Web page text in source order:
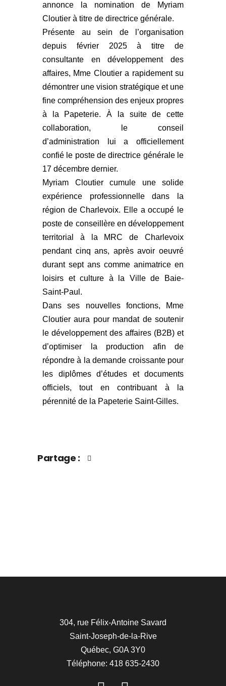
annonce la nomination de Myriam
Cloutier à titre de directrice générale.
Présente au sein de l’organisation
depuis février 2025 à titre de
consultante en développement des
affaires, Mme Cloutier a rapidement su
démontrer une vision stratégique et une
fine compréhension des enjeux propres
à la Papeterie. À la suite de cette
collaboration, le conseil
d’administration lui a officiellement
confié le poste de directrice générale le
17 décembre dernier.
Myriam Cloutier cumule une solide
expérience professionnelle dans la
région de Charlevoix. Elle a occupé le
poste de conseillère en développement
territorial à la MRC de Charlevoix
pendant cinq ans, après avoir oeuvré
durant sept ans comme animatrice en
loisirs et culture à la Ville de Baie-
Saint-Paul.
Dans ses nouvelles fonctions, Mme
Cloutier aura pour mandat de soutenir
le développement des affaires (B2B) et
d’optimiser la production afin de
répondre à la demande croissante pour
les diplômes d’études et documents
officiels, tout en contribuant à la
pérennité de la Papeterie Saint-Gilles.
Partage :
304, rue Félix-Antoine Savard
Saint-Joseph-de-la-Rive
Québec, G0A 3Y0
Téléphone: 418 635-2430